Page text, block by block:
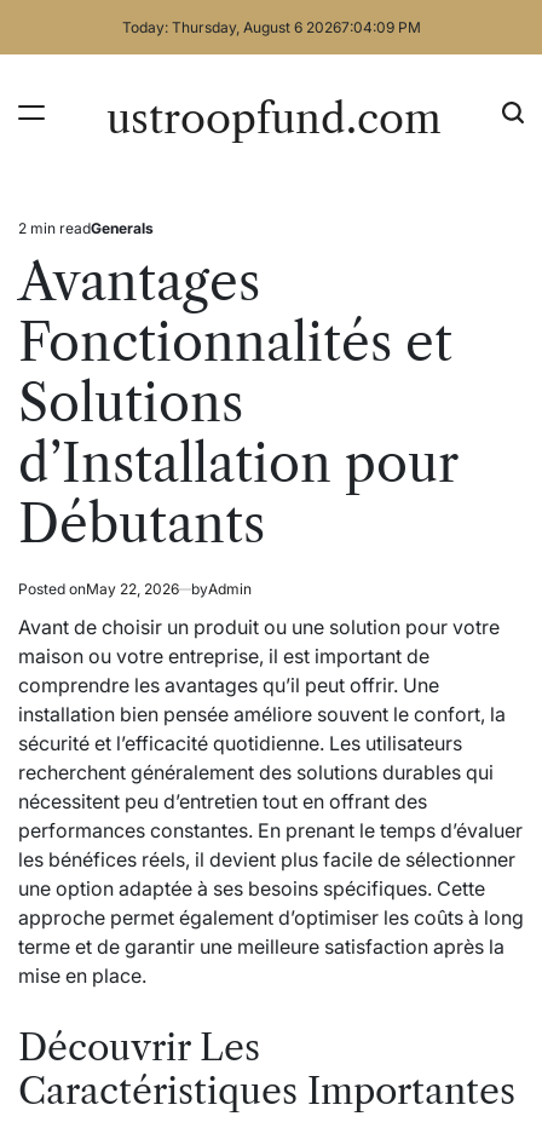
Today: Thursday, August 6 20267:04:09 PM
ustroopfund.com
Estimated
read
time
2 min readPosted
Generals
Avantages
Fonctionnalités et
Solutions
d’Installation pour
Débutants
Posted onMay 22, 2026 byAdmin
Avant de choisir un produit ou une solution pour votre
maison ou votre entreprise, il est important de
comprendre les avantages qu’il peut offrir. Une
installation bien pensée améliore souvent le confort, la
sécurité et l’efficacité quotidienne. Les utilisateurs
recherchent généralement des solutions durables qui
nécessitent peu d’entretien tout en offrant des
performances constantes. En prenant le temps d’évaluer
les bénéfices réels, il devient plus facile de sélectionner
une option adaptée à ses besoins spécifiques. Cette
approche permet également d’optimiser les coûts à long
terme et de garantir une meilleure satisfaction après la
mise en place.
Découvrir Les
Caractéristiques Importantes